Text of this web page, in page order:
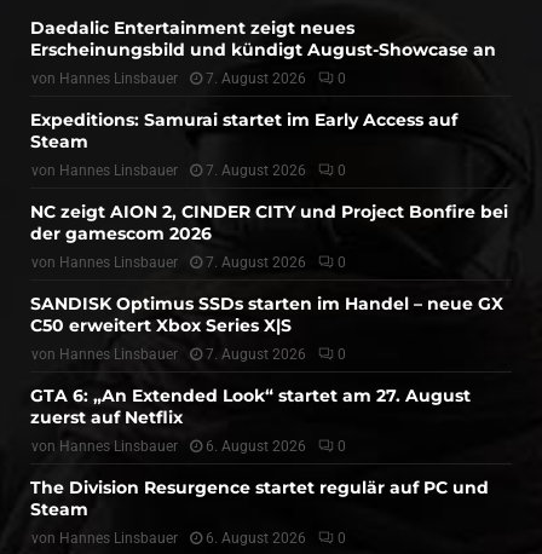
Daedalic Entertainment zeigt neues
Erscheinungsbild und kündigt August-Showcase an
von Hannes Linsbauer 7. August 2026 0
Expeditions: Samurai startet im Early Access auf
Steam
von Hannes Linsbauer 7. August 2026 0
NC zeigt AION 2, CINDER CITY und Project Bonfire bei
der gamescom 2026
von Hannes Linsbauer 7. August 2026 0
SANDISK Optimus SSDs starten im Handel – neue GX
C50 erweitert Xbox Series X|S
von Hannes Linsbauer 7. August 2026 0
GTA 6: „An Extended Look“ startet am 27. August
zuerst auf Netflix
von Hannes Linsbauer 6. August 2026 0
The Division Resurgence startet regulär auf PC und
Steam
von Hannes Linsbauer 6. August 2026 0